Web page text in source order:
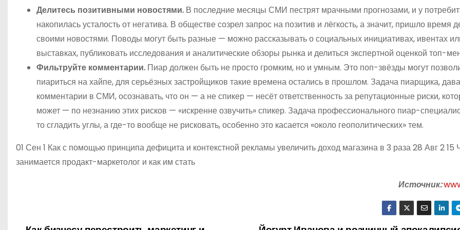
Делитесь позитивными новостями. В последние месяцы СМИ пестрят мрачными прогнозами, и у
накопилась усталость от негатива. В обществе созрел запрос на позитив и лёгкость, а значит, пришло время
своими новостями. Поводы могут быть разные — можно рассказывать о социальных инициативах, ивентах
выставках, публиковать исследования и аналитические обзоры рынка и делиться экспертной оценкой топ-
Фильтруйте комментарии. Пиар должен быть не просто громким, но и умным. Это поп-звёзды могут
пиариться на хайпе, для серьёзных застройщиков такие времена остались в прошлом. Задача пиарщика,
комментарии в СМИ, осознавать, что он — а не спикер — несёт ответственность за репутационные риски,
может — по незнанию этих рисков — «искренне озвучить» спикер. Задача профессионального пиар-
то сгладить углы, а где-то вообще не рисковать, особенно это касается «около геополитических» тем.
01 Сен 1 Как с помощью принципа дефицита и контекстной рекламы увеличить доход магазина в 3 раза 28 Авг 2 15
занимается продакт-маркетолог и как им стать
Источник: